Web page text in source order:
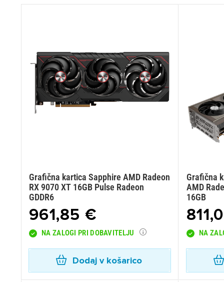
Grafična kartica Sapphire AMD Radeon
RX 9070 XT 16GB Pulse Radeon
GDDR6
961,85 €
NA ZALOGI PRI DOBAVITELJU
Dodaj v košarico
Grafična
AMD
16GB
NA